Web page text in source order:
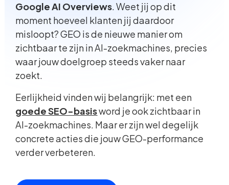
Google AI Overviews. Weet jij op dit
moment hoeveel klanten jij daardoor
misloopt? GEO is de nieuwe manier om
zichtbaar te zijn in AI-zoekmachines, precies
waar jouw doelgroep steeds vaker naar
zoekt.
Eerlijkheid vinden wij belangrijk: met een
goede SEO-basisword je ook zichtbaar in
AI-zoekmachines. Maar er zijn wel degelijk
concrete acties die jouw GEO-performance
verder verbeteren.